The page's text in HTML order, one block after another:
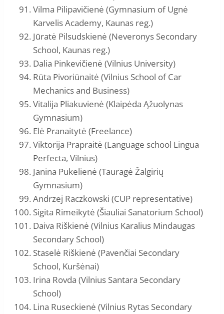
Vilma Pilipavičienė (Gymnasium of Ugnė
Karvelis Academy, Kaunas reg.)
Jūratė Pilsudskienė (Neveronys Secondary
School, Kaunas reg.)
Dalia Pinkevičienė (Vilnius University)
Rūta Pivoriūnaitė (Vilnius School of Car
Mechanics and Business)
Vitalija Pliakuvienė (Klaipėda Ąžuolynas
Gymnasium)
Elė Pranaitytė (Freelance)
Viktorija Prapraitė (Language school Lingua
Perfecta, Vilnius)
Janina Pukelienė (Tauragė Žalgirių
Gymnasium)
Andrzej Raczkowski (CUP representative)
Sigita Rimeikytė (Šiauliai Sanatorium School)
Daiva Riškienė (Vilnius Karalius Mindaugas
Secondary School)
Staselė Riškienė (Pavenčiai Secondary
School, Kuršėnai)
Irina Rovda (Vilnius Santara Secondary
School)
Lina Ruseckienė (Vilnius Rytas Secondary